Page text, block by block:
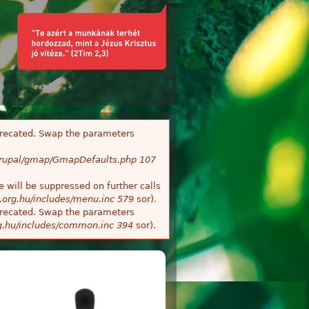
Swap the parameters
gmap/GmapDefaults.php 107
will be suppressed on further calls
includes/menu.inc 579 sor).
Swap the parameters
includes/common.inc 394 sor).